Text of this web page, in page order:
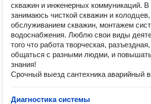
скважин и инженерных коммуникаций. В
занимаюсь чисткой скважин и
обслуживанием скважин, монтажем
водоснабжения. Люблю свои виды
того что работа творческая,
общаться с разными людми, и
знания!
Срочный выезд сантехника аварийный
Диагностика системы